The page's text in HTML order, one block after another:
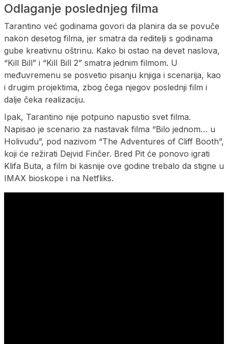
Odlaganje poslednjeg filma
Tarantino već godinama govori da planira da se povuče
nakon desetog filma, jer smatra da reditelji s godinama
gube kreativnu oštrinu. Kako bi ostao na devet naslova,
“Kill Bill” i “Kill Bill 2” smatra jednim filmom. U
međuvremenu se posvetio pisanju knjiga i scenarija, kao
i drugim projektima, zbog čega njegov poslednji film i
dalje čeka realizaciju.
Ipak, Tarantino nije potpuno napustio svet filma.
Napisao je scenario za nastavak filma “Bilo jednom… u
Holivudu”, pod nazivom “The Adventures of Cliff Booth”,
koji će režirati Dejvid Finčer. Bred Pit će ponovo igrati
Klifa Buta, a film bi kasnije ove godine trebalo da stigne u
IMAX bioskope i na Netfliks.